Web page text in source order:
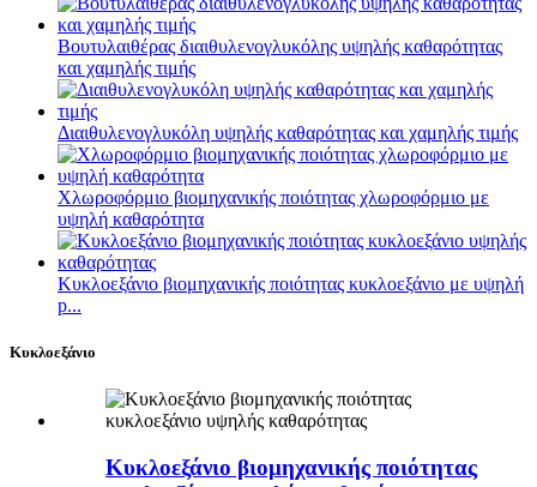
Βουτυλαιθέρας διαιθυλενογλυκόλης υψηλής καθαρότητας
και χαμηλής τιμής
Διαιθυλενογλυκόλη υψηλής καθαρότητας και χαμηλής τιμής
Χλωροφόρμιο βιομηχανικής ποιότητας χλωροφόρμιο με
υψηλή καθαρότητα
Κυκλοεξάνιο βιομηχανικής ποιότητας κυκλοεξάνιο με υψηλή
p...
Κυκλοεξάνιο
Κυκλοεξάνιο βιομηχανικής ποιότητας